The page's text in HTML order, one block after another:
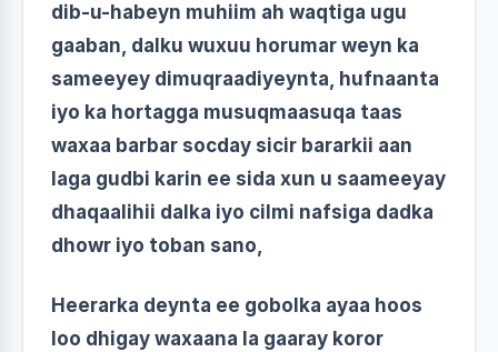
dib-u-habeyn muhiim ah waqtiga ugu
gaaban, dalku wuxuu horumar weyn ka
sameeyey dimuqraadiyeynta, hufnaanta
iyo ka hortagga musuqmaasuqa taas
waxaa barbar socday sicir bararkii aan
laga gudbi karin ee sida xun u saameeyay
dhaqaalihii dalka iyo cilmi nafsiga dadka
dhowr iyo toban sano,
Heerarka deynta ee gobolka ayaa hoos
loo dhigay waxaana la gaaray koror